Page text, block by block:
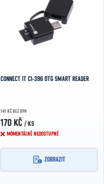
CONNECT IT CI-396 OTG SMART READER
141 KČ BEZ DPH
170 KČ / KS
MOMENTÁLNĚ NEDOSTUPNÉ
ZOBRAZIT